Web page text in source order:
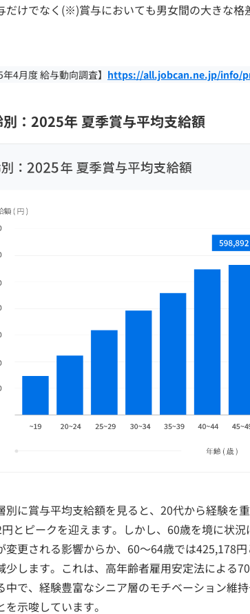
だけでなく(※)賞与においても男女間の大きな
4月度 給与動向調査】 https://all.jobcan.ne.jp/info/
：2025年 夏季賞与平均支給額
別に賞与平均支給額を見ると、20代から経験を
とピークを迎えます。しかし、60歳を境に状
変更される影響からか、60～64歳では425,178
少します。これは、高年齢者雇用安定法による
中で、経験豊富なシニア層のモチベーション維
を示唆しています。